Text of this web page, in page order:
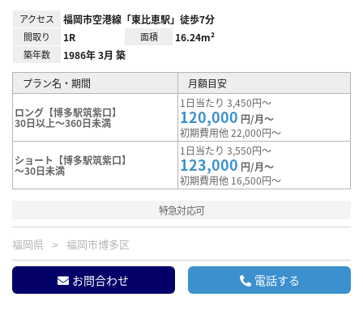
アクセス 福岡市空港線「東比恵駅」徒歩7分
間取り 1R 面積 16.24m²
築年数 1986年 3月 築
プラン名・期間 月額目安
ロング【博多駅筑紫口】
30日以上～360日未満
1日当たり 3,450円～
120,000 円/月～
初期費用他 22,000円～
ショート【博多駅筑紫口】
～30日未満
1日当たり 3,550円～
123,000 円/月～
初期費用他 16,500円～
特急対応可
福岡県 福岡市博多区
お問合わせ 電話する